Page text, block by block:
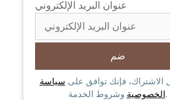
عنوان البريد الإلكتروني
الاشتراك، فإنك توافق على سياسة
الخصوصية وشروط الخدمة.